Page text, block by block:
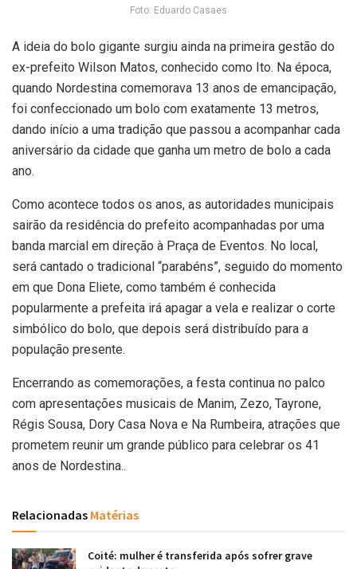
Foto: Eduardo Casaes
A ideia do bolo gigante surgiu ainda na primeira gestão do
ex-prefeito Wilson Matos, conhecido como Ito. Na época,
quando Nordestina comemorava 13 anos de emancipação,
foi confeccionado um bolo com exatamente 13 metros,
dando início a uma tradição que passou a acompanhar cada
aniversário da cidade que ganha um metro de bolo a cada
ano.
Como acontece todos os anos, as autoridades municipais
sairão da residência do prefeito acompanhadas por uma
banda marcial em direção à Praça de Eventos. No local,
será cantado o tradicional “parabéns”, seguido do momento
em que Dona Eliete, como também é conhecida
popularmente a prefeita irá apagar a vela e realizar o corte
simbólico do bolo, que depois será distribuído para a
população presente.
Encerrando as comemorações, a festa continua no palco
com apresentações musicais de Manim, Zezo, Tayrone,
Régis Sousa, Dory Casa Nova e Na Rumbeira, atrações que
prometem reunir um grande público para celebrar os 41
anos de Nordestina..
Relacionadas Matérias
Coité: mulher é transferida após sofrer grave